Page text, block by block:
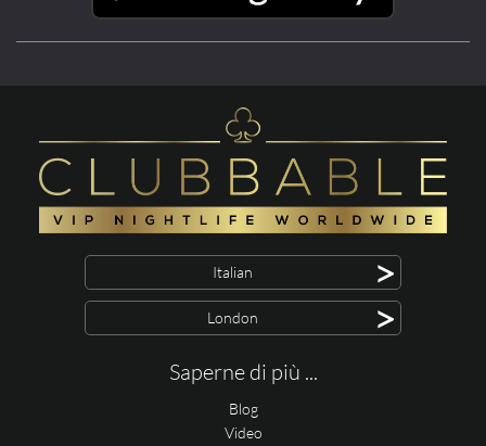
Italian >
London >
Saperne di più ...
Blog
Video